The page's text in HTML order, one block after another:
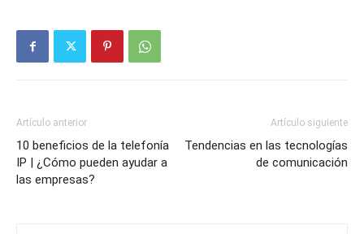
Artículo anterior
10 beneficios de la telefonía
IP | ¿Cómo pueden ayudar a
las empresas?
Artículo siguiente
Tendencias en las tecnologías
de comunicación